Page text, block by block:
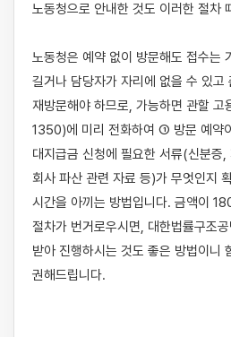
노동청으로 안내한 것도 이러한 절차
노동청은 예약 없이 방문해도 접수는
길거나 담당자가 자리에 없을 수 있고
재방문해야 하므로, 가능하면 관할 고
1350)에 미리 전화하여 ① 방문 예약
대지급금 신청에 필요한 서류(신분증,
회사 파산 관련 자료 등)가 무엇인지
시간을 아끼는 방법입니다. 금액이
절차가 번거로우시면, 대한법률구조
받아 진행하시는 것도 좋은 방법이니
권해드립니다.